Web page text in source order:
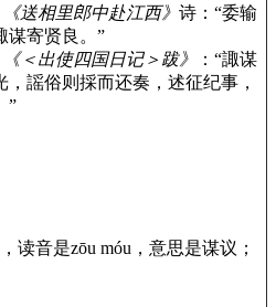
《送相里郎中赴江西》 诗：“委输
谋寄贤良。”
《＜出使四国日记＞跋》
：“諏谋
，謡俗则採而还奏，述征纪事，
”
读音是zōu móu，意思是谋议；